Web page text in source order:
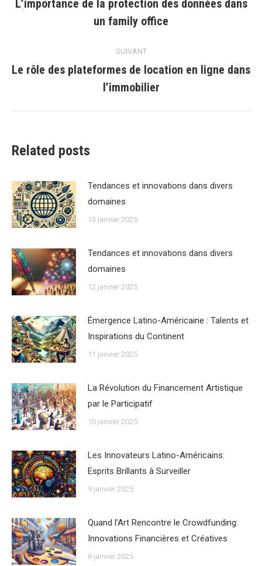
précédent
L’importance de la protection des données dans
un family office
SUIVANT
suivant
:
Le rôle des plateformes de location en ligne dans
lʼimmobilier
Related posts
Tendances et innovations dans divers
domaines
13 janvier 2025
Tendances et innovations dans divers
domaines
12 janvier 2025
Émergence Latino-Américaine : Talents et
Inspirations du Continent
11 janvier 2025
La Révolution du Financement Artistique
par le Participatif
10 janvier 2025
Les Innovateurs Latino-Américains:
Esprits Brillants à Surveiller
9 janvier 2025
Quand l’Art Rencontre le Crowdfunding:
Innovations Financières et Créatives
8 janvier 2025